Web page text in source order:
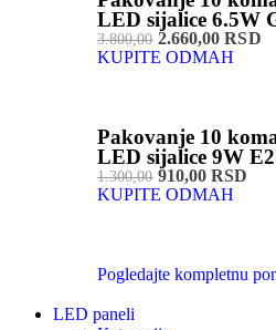
LED sijalice 6.5W
3.800,002.660,00 RSD
KUPITE ODMAH
Pakovanje 10
LED sijalice 9W
1.300,00910,00 RSD
KUPITE ODMAH
Pogledajte kompletnu
LED paneli